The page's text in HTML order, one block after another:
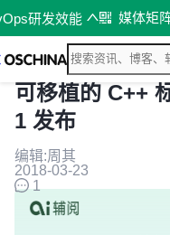
研发效能 媒体矩
可移植的 C++
1 发布
编辑:周其
2018-03-23
1